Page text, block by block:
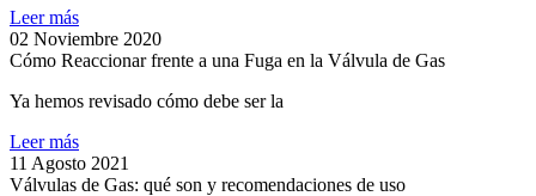
Leer más
02 Noviembre 2020
Cómo Reaccionar frente a una Fuga en la Válvula de Gas
Ya hemos revisado cómo debe ser la
Leer más
11 Agosto 2021
Válvulas de Gas: qué son y recomendaciones de uso